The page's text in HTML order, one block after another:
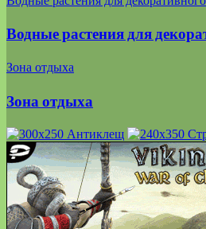
Водные растения для
Зона отдыха
Зона отдыха